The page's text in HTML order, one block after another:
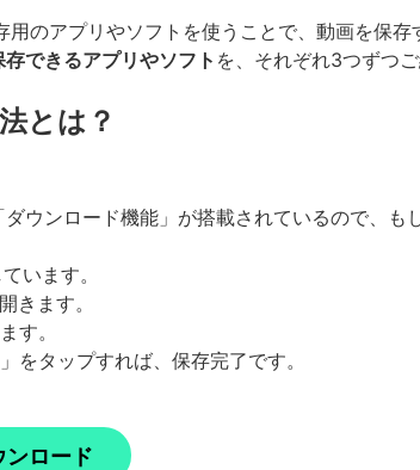
のアプリやソフトを使うことで、動画を保存
存できるアプリやソフト を、それぞれ3つずつご
とは？
ウンロード機能」が搭載されているので、も
います。
きます。
す。
をタップすれば、保存完了です。
ンロード